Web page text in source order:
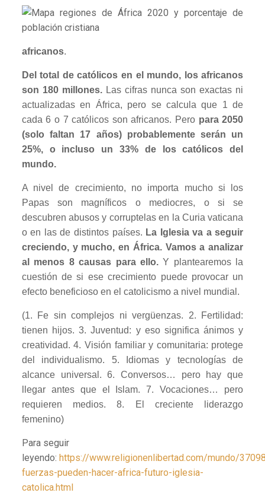
africanos.
Del total de católicos en el mundo, los africanos
son 180 millones.Las cifras nunca son exactas ni
actualizadas en África, pero se calcula que 1 de
cada 6 o 7 católicos son africanos. Pero para 2050
(solo faltan 17 años) probablemente serán un
25%, o incluso un 33% de los católicos del
mundo.
A nivel de crecimiento, no importa mucho si los
Papas son magníficos o mediocres, o si se
descubren abusos y corruptelas en la Curia vaticana
o en las de distintos países. La Iglesia va a seguir
creciendo, y mucho, en África. Vamos a analizar
al menos 8 causas para ello.Y plantearemos la
cuestión de si ese crecimiento puede provocar un
efecto beneficioso en el catolicismo a nivel mundial.
(1. Fe sin complejos ni vergüenzas. 2. Fertilidad:
tienen hijos. 3. Juventud: y eso significa ánimos y
creatividad. 4. Visión familiar y comunitaria: protege
del individualismo. 5. Idiomas y tecnologías de
alcance universal. 6. Conversos… pero hay que
llegar antes que el Islam. 7. Vocaciones… pero
requieren medios. 8. El creciente liderazgo
femenino)
Para seguir
leyendo: https://www.religionenlibertad.com/mundo/
fuerzas-pueden-hacer-africa-futuro-iglesia-
catolica.html